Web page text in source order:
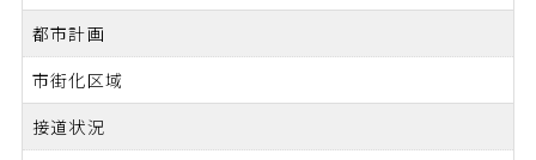
都市計画
市街化区域
接道状況